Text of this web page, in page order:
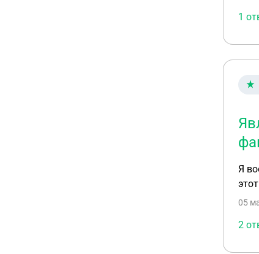
1
Я
05
2